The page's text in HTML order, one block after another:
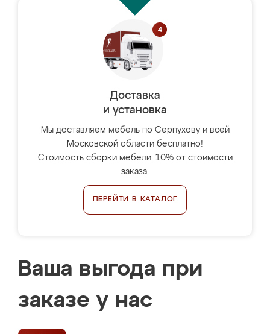
Доставка
и установка
Мы доставляем мебель по Серпухову и всей
Московской области бесплатно!
Стоимость сборки мебели: 10% от стоимости
заказа.
ПЕРЕЙТИ В КАТАЛОГ
Ваша выгода при
заказе у нас